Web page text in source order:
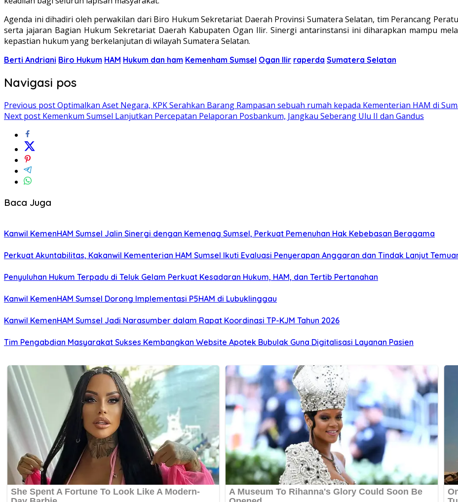
Agenda ini dihadiri oleh perwakilan dari Biro Hukum Sekretariat Daerah Provinsi Sumatera Selatan, tim Perancang
serta jajaran Bagian Hukum Sekretariat Daerah Kabupaten Ogan Ilir. Sinergi antarinstansi ini diharapkan mampu
kepastian hukum yang berkelanjutan di wilayah Sumatera Selatan.
Berti Andriani Biro Hukum HAM Hukum dan ham Kemenham Sumsel Ogan Ilir raperda Sumatera Selatan
Navigasi pos
Previous postOptimalkan Aset Negara, KPK Serahkan Barang Rampasan sebuah rumah kepada Kementerian HAM di
Next post Kemenkum Sumsel Lanjutkan Percepatan Pelaporan Posbankum, Jangkau Seberang Ulu II dan Gandus
Baca Juga
Kanwil KemenHAM Sumsel Jalin Sinergi dengan Kemenag Sumsel, Perkuat Pemenuhan Hak Kebebasan Beragama
Perkuat Akuntabilitas, Kakanwil Kementerian HAM Sumsel Ikuti Evaluasi Penyerapan Anggaran dan Tindak Lanjut
Penyuluhan Hukum Terpadu di Teluk Gelam Perkuat Kesadaran Hukum, HAM, dan Tertib Pertanahan
Kanwil KemenHAM Sumsel Dorong Implementasi P5HAM di Lubuklinggau
Kanwil KemenHAM Sumsel Jadi Narasumber dalam Rapat Koordinasi TP-KJM Tahun 2026
Tim Pengabdian Masyarakat Sukses Kembangkan Website Apotek Bubulak Guna Digitalisasi Layanan Pasien